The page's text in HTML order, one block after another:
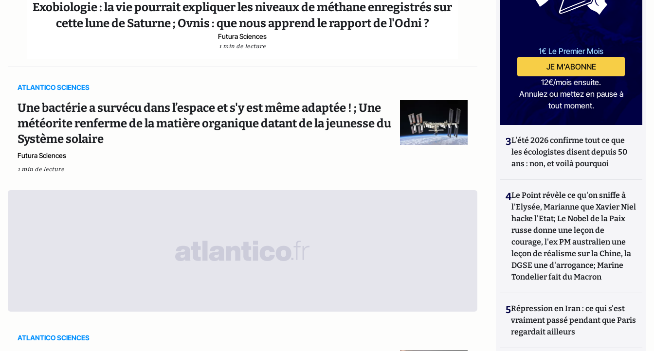
Exobiologie : la vie pourrait expliquer les niveaux de méthane enregistrés sur
cette lune de Saturne ; Ovnis : que nous apprend le rapport de l'Odni ?
Futura Sciences
1 min de lecture
ATLANTICO SCIENCES
Une bactérie a survécu dans l’espace et s'y est même adaptée ! ; Une
météorite renferme de la matière organique datant de la jeunesse du
Système solaire
Futura Sciences
1 min de lecture
ATLANTICO SCIENCES
1€ Le Premier Mois
JE M'ABONNE
12€/mois ensuite.
Annulez ou mettez en pause à
tout moment.
3L’été 2026 confirme tout ce que
les écologistes disent depuis 50
ans : non, et voilà pourquoi
4Le Point révèle ce qu'on sniffe à
l'Elysée, Marianne que Xavier Niel
hacke l'Etat; Le Nobel de la Paix
russe donne une leçon de
courage, l'ex PM australien une
leçon de réalisme sur la Chine, la
DGSE une d'arrogance; Marine
Tondelier fait du Macron
5Répression en Iran : ce qui s'est
vraiment passé pendant que Paris
regardait ailleurs